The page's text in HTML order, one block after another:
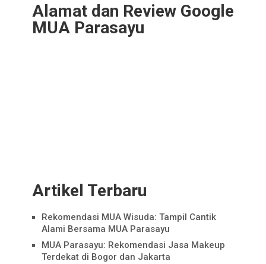
Alamat dan Review Google
MUA Parasayu
Artikel Terbaru
Rekomendasi MUA Wisuda: Tampil Cantik
Alami Bersama MUA Parasayu
MUA Parasayu: Rekomendasi Jasa Makeup
Terdekat di Bogor dan Jakarta